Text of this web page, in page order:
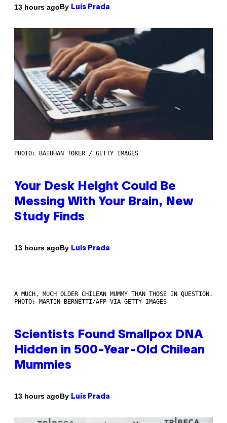
13 hours agoBy Luis Prada
PHOTO: BATUHAN TOKER / GETTY IMAGES
Your Desk Height Could Be
Messing With Your Brain, New
Study Finds
13 hours agoBy Luis Prada
A MUCH, MUCH OLDER CHILEAN MUMMY THAN THOSE IN QUESTION.
PHOTO: MARTIN BERNETTI/AFP VIA GETTY IMAGES
Scientists Found Smallpox DNA
Hidden in 500-Year-Old Chilean
Mummies
13 hours agoBy Luis Prada